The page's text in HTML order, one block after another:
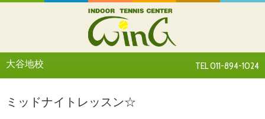
大谷地校 TEL 011-894-1024
ミッドナイトレッスン☆